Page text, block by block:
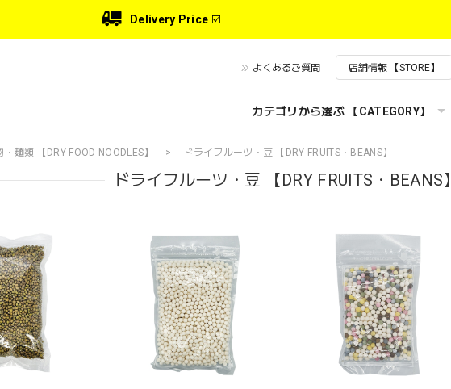
Delivery Price ☑️
よくあるご質問 店舗情報 【STORE】
カテゴリから選ぶ 【CATEGORY】
・麺類 【DRY FOOD NOODLES】 ドライフルーツ・豆 【DRY FRUITS・BEANS】
ドライフルーツ・豆 【DRY FRUITS・BEANS】